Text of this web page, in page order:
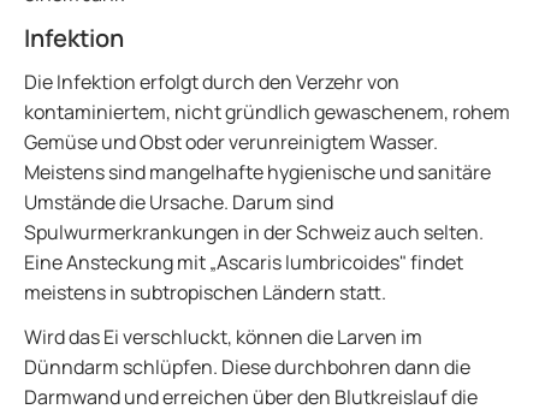
Infektion
Die Infektion erfolgt durch den Verzehr von
kontaminiertem, nicht gründlich gewaschenem, rohem
Gemüse und Obst oder verunreinigtem Wasser.
Meistens sind mangelhafte hygienische und sanitäre
Umstände die Ursache. Darum sind
Spulwurmerkrankungen in der Schweiz auch selten.
Eine Ansteckung mit „Ascaris lumbricoides" findet
meistens in subtropischen Ländern statt.
Wird das Ei verschluckt, können die Larven im
Dünndarm schlüpfen. Diese durchbohren dann die
Darmwand und erreichen über den Blutkreislauf die